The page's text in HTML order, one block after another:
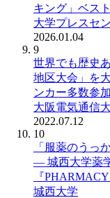
キング」ベス
大学プレスセ
2026.01.04
9
世界でも歴史
地区大会」を
ンカー多数参加
大阪電気通信
2022.07.12
10
「服薬のうっ
― 城西大学薬
『
城西大学